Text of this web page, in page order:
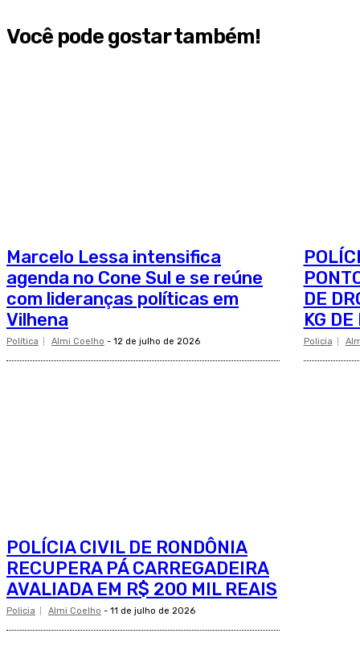
Você pode gostar também!
Marcelo Lessa intensifica
agenda no Cone Sul e se reúne
com lideranças políticas em
Vilhena
Política Almi Coelho - 12 de julho de 2026
DE
KG
Policia
POLÍCIA CIVIL DE RONDÔNIA
RECUPERA PÁ CARREGADEIRA
AVALIADA EM R$ 200 MIL REAIS
Policia Almi Coelho - 11 de julho de 2026